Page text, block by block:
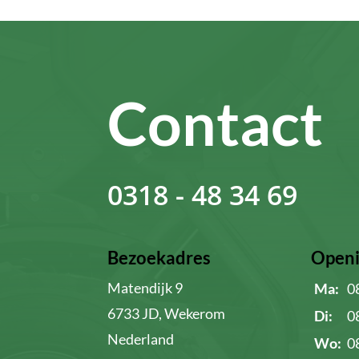
Contact
0318 - 48 34 69
Bezoekadres
Matendijk 9
6733 JD, Wekerom
Nederland
Ma:
Di:
Wo: